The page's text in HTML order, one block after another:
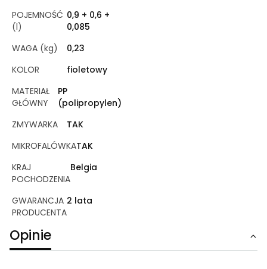
POJEMNOŚĆ
(l)
0,9 + 0,6 +
0,085
WAGA (kg)
0,23
KOLOR
fioletowy
MATERIAŁ
GŁÓWNY
PP
(polipropylen)
ZMYWARKA
TAK
MIKROFALÓWKATAK
KRAJ
POCHODZENIA
Belgia
GWARANCJA
PRODUCENTA
2 lata
Opinie